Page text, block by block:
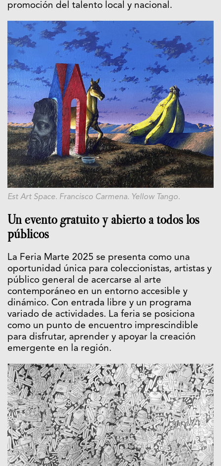
promoción del talento local y nacional.
Est Art Space. Francisco Carmena. Yellow Tango.
Un evento gratuito y abierto a todos los
públicos
La Feria Marte 2025 se presenta como una
oportunidad única para coleccionistas, artistas y
público general de acercarse al arte
contemporáneo en un entorno accesible y
dinámico. Con entrada libre y un programa
variado de actividades. La feria se posiciona
como un punto de encuentro imprescindible
para disfrutar, aprender y apoyar la creación
emergente en la región.